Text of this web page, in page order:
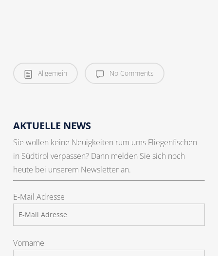
Allgemein No Comments
AKTUELLE NEWS
Sie wollen keine Neuigkeiten rum ums Fliegenfischen
in Südtirol verpassen? Dann melden Sie sich noch
heute bei unserem Newsletter an.
E-Mail Adresse
Vorname